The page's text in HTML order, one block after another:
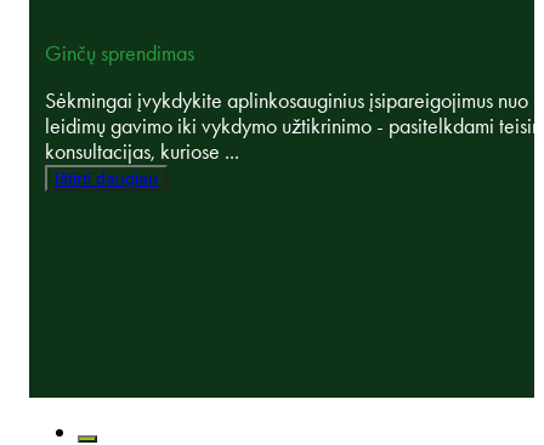
Ginčų sprendimas
Sėkmingai įvykdykite aplinkosauginius įsipareigojimus nuo
leidimų gavimo iki vykdymo užtikrinimo - pasitelkdami
konsultacijas, kuriose ...
Ištirti daugiau